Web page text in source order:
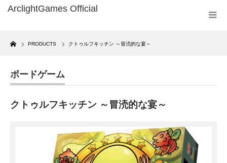
Home
PRODUCTS クトゥルフキッチン ～冒涜的な宴～
ボードゲーム
クトゥルフキッチン ～冒涜的な宴～